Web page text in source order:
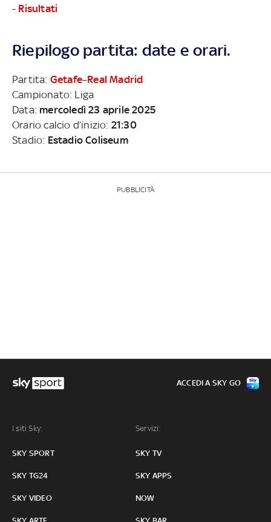
- Risultati
Riepilogo partita: date e orari.
Partita: Getafe–Real Madrid
Campionato: Liga
Data: mercoledì 23 aprile 2025
Orario calcio d’inizio: 21:30
Stadio: Estadio Coliseum
PUBBLICITÀ
I siti Sky:
SKY SPORT
SKY TG24
SKY VIDEO
Servizi:
SKY TV
SKY APPS
NOW
ACCEDI A SKY GO